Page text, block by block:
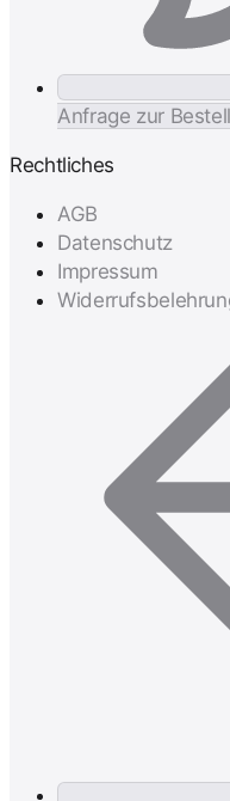
Anfrage zur
Rechtliches
AGB
Datenschutz
Impressum